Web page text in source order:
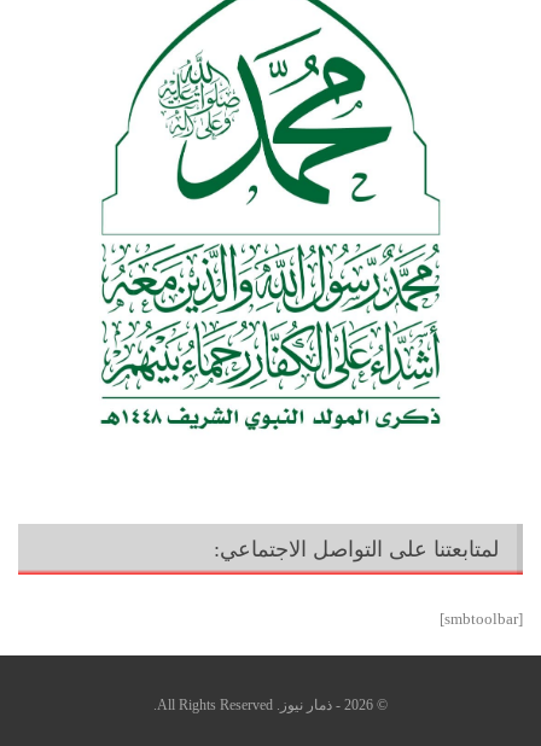
لمتابعتنا على التواصل الاجتماعي:
[smbtoolbar]
© 2026 - ذمار نيوز. All Rights Reserved.